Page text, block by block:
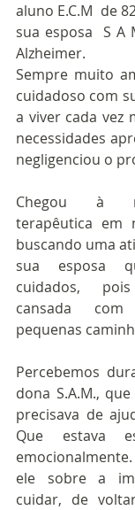
aluno E.C.M  de
sua esposa  S A
Alzheimer.
Sempre muito
cuidadoso com
a viver cada vez
necessidades
negligenciou o
Chegou à
terapêutica em
buscando uma
sua esposa
cuidados,
cansada
pequenas
Percebemos
dona S.A.M.,
precisava de
Que estava
ele sobre a
cuidar, de